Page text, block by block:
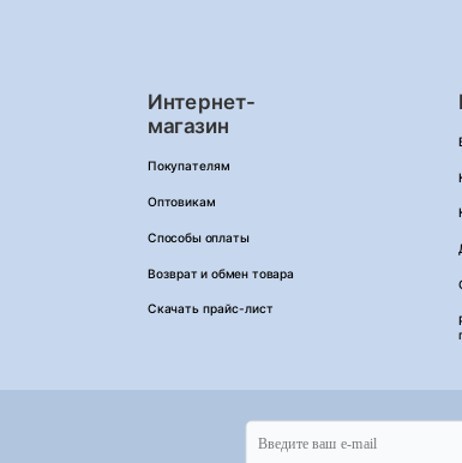
Интернет-
магазин
Покупателям
Оптовикам
Способы оплаты
Возврат и обмен товара
Скачать прайс-лист